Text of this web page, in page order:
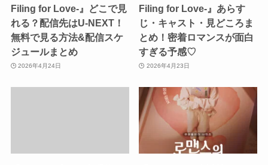
Filing for Love-』どこで見
れる？配信先はU-NEXT！
無料で見る方法&配信スケ
ジュールまとめ
2026年4月24日
Filing for Love-』あらす
じ・キャスト・見どころま
とめ！密着ロマンスが面白
すぎる予感♡
2026年4月23日